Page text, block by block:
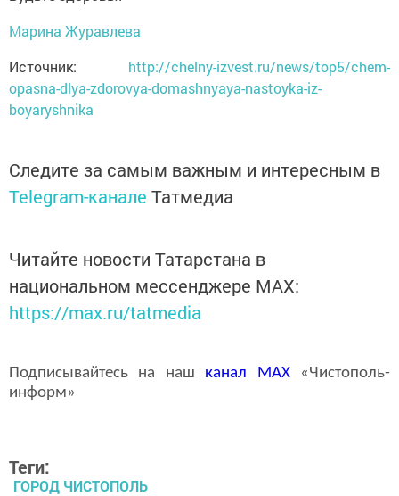
Марина Журавлева
Источник: http://chelny-izvest.ru/news/top5/chem-
opasna-dlya-zdorovya-domashnyaya-nastoyka-iz-
boyaryshnika
Следите за самым важным и интересным в
Telegram-канале Татмедиа
Читайте новости Татарстана в
национальном мессенджере MАХ:
https://max.ru/tatmedia
Подписывайтесь на наш канал MAX«Чистополь-
информ»
Теги:
ГОРОД ЧИСТОПОЛЬ